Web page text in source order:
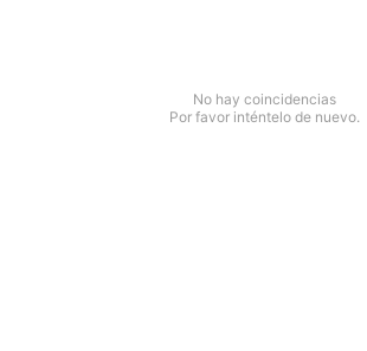
No hay coincidencias
Por favor inténtelo de nuevo.